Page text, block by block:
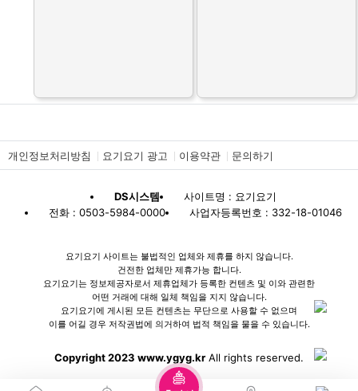
개인정보처리방침 요기요기 광고 이용약관 문의하기
DS시스템
사이트명 : 요기요기
전화 : 0503-5984-0000
사업자등록번호 : 332-18-01046
요기요기 사이트는 불법적인 업체와 제휴를 하지 않습니다.
건전한 업체만 제휴가능 합니다.
요기요기는 정보제공자로서 제휴업체가 등록한 컨텐츠 및 이와 관련한
어떤 거래에 대해 일체 책임을 지지 않습니다.
요기요기에 게시된 모든 컨텐츠는 무단으로 사용할 수 없으며
이를 어길 경우 저작권법에 의거하여 법적 책임을 물을 수 있습니다.
Copyright 2023 www.ygyg.kr All rights reserved.